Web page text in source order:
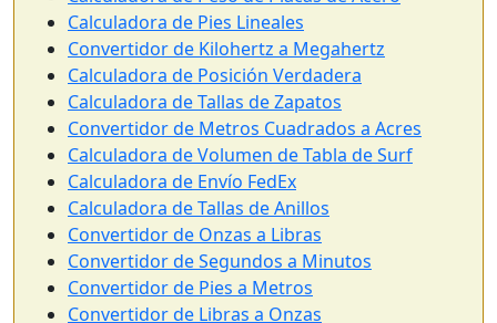
Calculadora de Pies Lineales
Convertidor de Kilohertz a Megahertz
Calculadora de Posición Verdadera
Calculadora de Tallas de Zapatos
Convertidor de Metros Cuadrados a Acres
Calculadora de Volumen de Tabla de Surf
Calculadora de Envío FedEx
Calculadora de Tallas de Anillos
Convertidor de Onzas a Libras
Convertidor de Segundos a Minutos
Convertidor de Pies a Metros
Convertidor de Libras a Onzas